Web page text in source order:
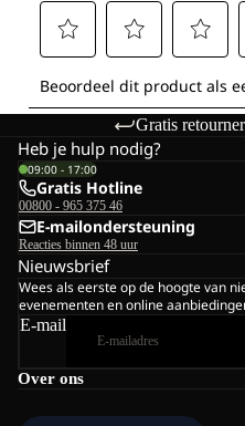
Gratis
Over ons
Heb je hulp nodig?
09:00 - 17:00
Gratis Hotline
00800 - 965 375 46
E-mailondersteuning
Reacties binnen 48 uur
Nieuwsbrief
Wees als eerste op de hoogte van
evenementen en online
E-mail